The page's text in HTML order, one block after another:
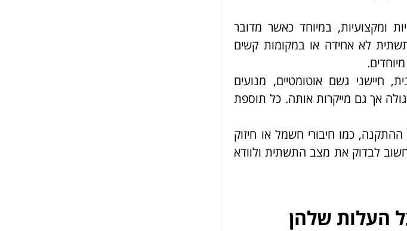
ומקצועיות, במיוחד כאשר מדובר
לא אחידה או במקומות קשים
חיישני גשם אוטומטיים, מנועים
אך גם מייקרות אותה. כל תוספת
כמו חיבורי חשמל או חיזוק
לבדוק את מצב התשתית ולוודא
העלות שלהן